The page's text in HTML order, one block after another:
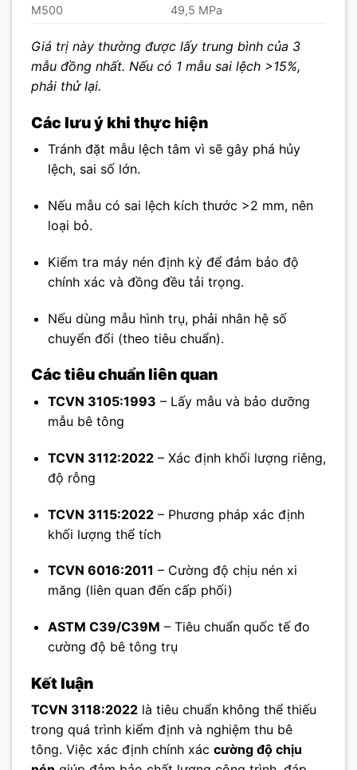
M500
49,5 MPa
Giá trị này thường được lấy trung bình của 3
mẫu đồng nhất. Nếu có 1 mẫu sai lệch >15%,
phải thử lại.
Các lưu ý khi thực hiện
Tránh đặt mẫu lệch tâm vì sẽ gây phá hủy
lệch, sai số lớn.
Nếu mẫu có sai lệch kích thước >2 mm, nên
loại bỏ.
Kiểm tra máy nén định kỳ để đảm bảo độ
chính xác và đồng đều tải trọng.
Nếu dùng mẫu hình trụ, phải nhân hệ số
chuyển đổi (theo tiêu chuẩn).
Các tiêu chuẩn liên quan
TCVN 3105:1993 – Lấy mẫu và bảo dưỡng
mẫu bê tông
TCVN 3112:2022– Xác định khối lượng riêng,
độ rỗng
TCVN 3115:2022– Phương pháp xác định
khối lượng thể tích
TCVN 6016:2011 – Cường độ chịu nén xi
măng (liên quan đến cấp phối)
ASTM C39/C39M – Tiêu chuẩn quốc tế đo
cường độ bê tông trụ
Kết luận
TCVN 3118:2022 là tiêu chuẩn không thể thiếu
trong quá trình kiểm định và nghiệm thu bê
tông. Việc xác định chính xác cường độ chịu